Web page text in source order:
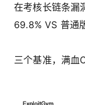
在考核长链条漏
69.8% VS 普通
三个基准，满血